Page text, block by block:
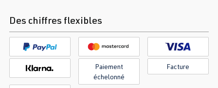
Des chiffres flexibles
Paiement
échelonné
Facture